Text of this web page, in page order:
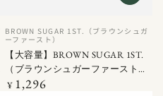
ベ
ン
ダ
ー
BROWN SUGAR 1ST.（ブラウンシュガ
ーファースト）
【大容量】BROWN SUGAR 1ST.
（ブラウンシュガーファースト）
薬膳おやつ ドライなつめ 80G
定
¥ 1,296